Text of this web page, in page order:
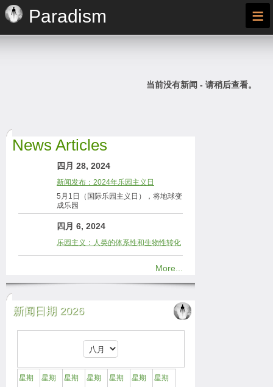
Paradism ≡
当前没有新闻 - 请稍后查看。
News Articles
四月 28, 2024
新闻发布：2024年乐园主义日
5月1日（国际乐园主义日），将地球变
成乐园
四月 6, 2024
乐园主义：人类的体系性和生物性转化
More...
新闻日期 2026
星期
星期
星期
星期
星期
星期
星期